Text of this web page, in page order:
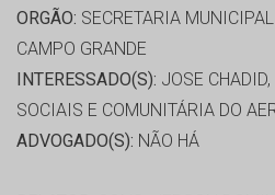
ORGÃO: SECRETARIA
CAMPO GRANDE
INTERESSADO(S): JOSE
SOCIAIS E COMUNITÁRIA DO
ADVOGADO(S): NÃO HÁ